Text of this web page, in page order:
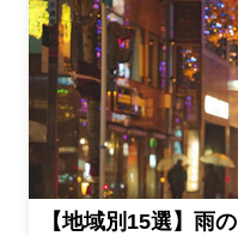
【地域別15選】雨